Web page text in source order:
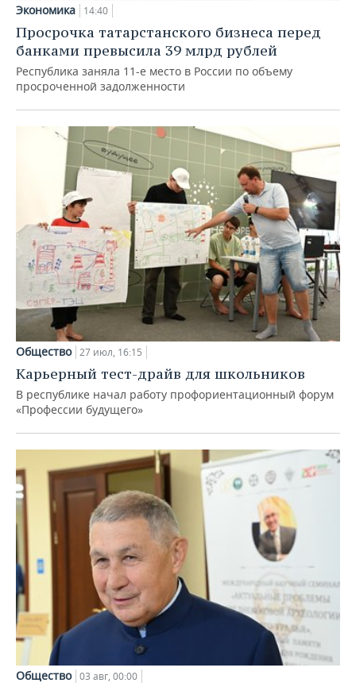
Экономика 14:40
Просрочка татарстанского бизнеса перед
банками превысила 39 млрд рублей
Республика заняла 11-е место в России по объему
просроченной задолженности
Общество 27 июл, 16:15
Карьерный тест-драйв для школьников
В республике начал работу профориентационный форум
«Профессии будущего»
Общество 03 авг, 00:00